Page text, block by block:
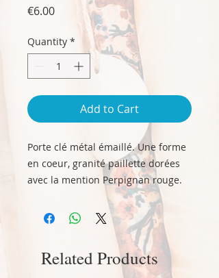
€6.00Price
Quantity *
Add to Cart
Porte clé métal émaillé. Une forme
en coeur, granité paillette dorées
avec la mention Perpignan rouge.
Une évocation de l'amour du pays.
Taille 4 cm x 4 cm env. hors
Related Products